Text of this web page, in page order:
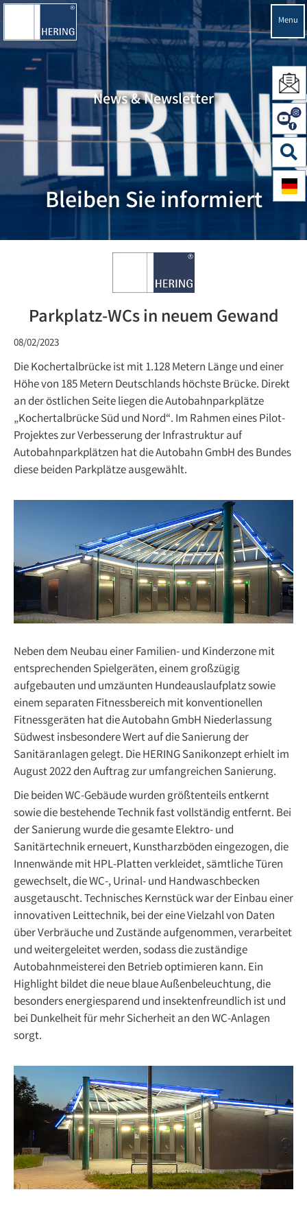
Menu
News & Newsletter
Bleiben Sie informiert
Parkplatz-WCs in neuem Gewand
08/02/2023
Die Kochertalbrücke ist mit 1.128 Metern Länge und einer
Höhe von 185 Metern Deutschlands höchste Brücke. Direkt
an der östlichen Seite liegen die Autobahnparkplätze
„Kochertalbrücke Süd und Nord“. Im Rahmen eines Pilot-
Projektes zur Verbesserung der Infrastruktur auf
Autobahnparkplätzen hat die Autobahn GmbH des Bundes
diese beiden Parkplätze ausgewählt.
Neben dem Neubau einer Familien- und Kinderzone mit
entsprechenden Spielgeräten, einem großzügig
aufgebauten und umzäunten Hundeauslaufplatz sowie
einem separaten Fitnessbereich mit konventionellen
Fitnessgeräten hat die Autobahn GmbH Niederlassung
Südwest insbesondere Wert auf die Sanierung der
Sanitäranlagen gelegt. Die HERING Sanikonzept erhielt im
August 2022 den Auftrag zur umfangreichen Sanierung.
Die beiden WC-Gebäude wurden größtenteils entkernt
sowie die bestehende Technik fast vollständig entfernt. Bei
der Sanierung wurde die gesamte Elektro- und
Sanitärtechnik erneuert, Kunstharzböden eingezogen, die
Innenwände mit HPL-Platten verkleidet, sämtliche Türen
gewechselt, die WC-, Urinal- und Handwaschbecken
ausgetauscht. Technisches Kernstück war der Einbau einer
innovativen Leittechnik, bei der eine Vielzahl von Daten
über Verbräuche und Zustände aufgenommen, verarbeitet
und weitergeleitet werden, sodass die zuständige
Autobahnmeisterei den Betrieb optimieren kann. Ein
Highlight bildet die neue blaue Außenbeleuchtung, die
besonders energiesparend und insektenfreundlich ist und
bei Dunkelheit für mehr Sicherheit an den WC-Anlagen
sorgt.